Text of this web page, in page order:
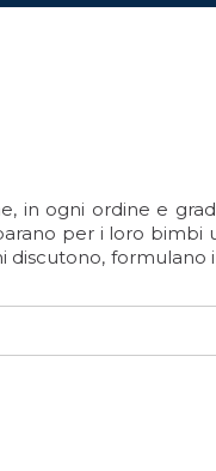
in ogni ordine e
per i loro bimbi